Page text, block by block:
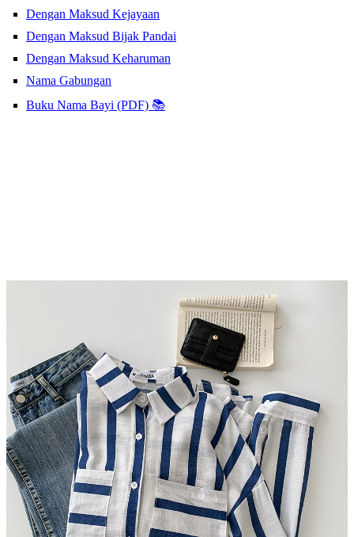
Dengan Maksud Kejayaan
Dengan Maksud Bijak Pandai
Dengan Maksud Keharuman
Nama Gabungan
Buku Nama Bayi (PDF) 📚